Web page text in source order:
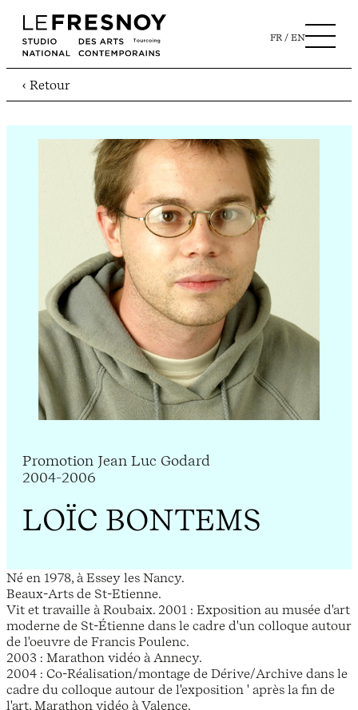
FR EN
‹ Retour
Promotion Jean Luc Godard
2004-2006
LOÏC BONTEMS
Né en 1978, à Essey les Nancy.
Beaux-Arts de St-Etienne.
Vit et travaille à Roubaix. 2001 : Exposition au musée d'art
moderne de St-Étienne dans le cadre d'un colloque autour
de l'oeuvre de Francis Poulenc.
2003 : Marathon vidéo à Annecy.
2004 : Co-Réalisation/montage de Dérive/Archive dans le
cadre du colloque autour de l'exposition ' après la fin de
l'art, Marathon vidéo à Valence.